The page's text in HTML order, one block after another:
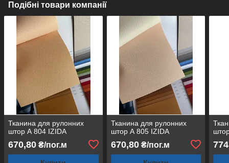
Подібні товари компанії
Тканина для рулонних
штор А 804 IZIDA
670,80 ₴/пог.м
Тканина для рулонних
штор А 805 IZIDA
670,80₴/пог.м 774